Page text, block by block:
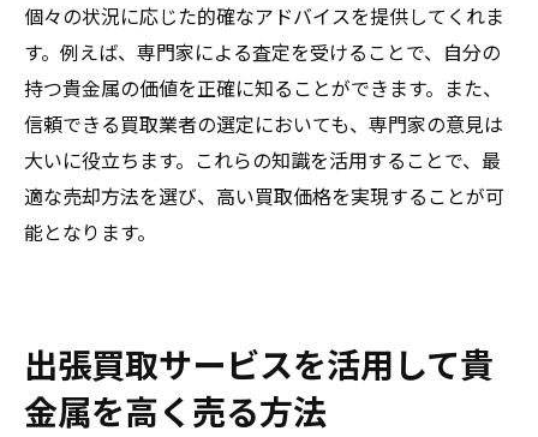
個々の状況に応じた的確なアドバイスを提供してくれま
す。例えば、専門家による査定を受けることで、自分の
持つ貴金属の価値を正確に知ることができます。また、
信頼できる買取業者の選定においても、専門家の意見は
大いに役立ちます。これらの知識を活用することで、最
適な売却方法を選び、高い買取価格を実現することが可
能となります。
出張買取サービスを活用して貴
金属を高く売る方法